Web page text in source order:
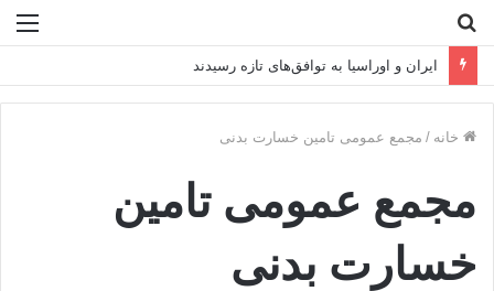
برای
ایران و اوراسیا به توافق‌های تازه رسیدند
خانه / مجمع عمومی تامین خسارت بدنی
مجمع عمومی تامین
خسارت بدنی